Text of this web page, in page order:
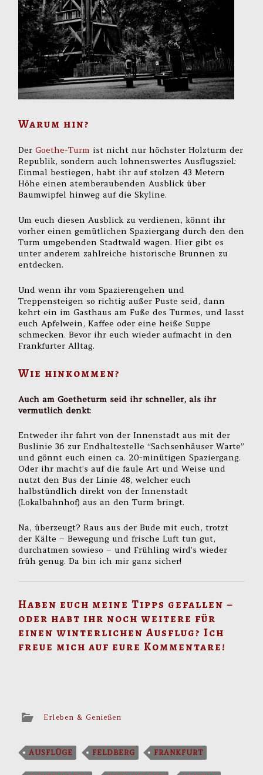
Warum hin?
DerGoethe-Turm ist nicht nur höchster Holzturm der
Republik, sondern auch lohnenswertes Ausflugsziel:
Einmal bestiegen, habt ihr auf stolzen 43 Metern
Höhe einen atemberaubenden Ausblick über
Baumwipfel hinweg auf die Skyline.
Um euch diesen Ausblick zu verdienen, könnt ihr
vorher einen gemütlichen Spaziergang durch den den
Turm umgebenden Stadtwald wagen. Hier gibt es
unter anderem zahlreiche historische Brunnen zu
entdecken.
Und wenn ihr vom Spazierengehen und
Treppensteigen so richtig außer Puste seid, dann
kehrt ein im Gasthaus am Fuße des Turmes, und lasst
euch Apfelwein, Kaffee oder eine heiße Suppe
schmecken. Bevor ihr euch wieder aufmacht in den
Frankfurter Alltag.
Wie hinkommen?
Auch am Goetheturm seid ihr schneller, als ihr
vermutlich denkt:
Entweder ihr fahrt von der Innenstadt aus mit der
Buslinie 36 zur Endhaltestelle “Sachsenhäuser Warte”
und gönnt euch einen ca. 20-minütigen Spaziergang.
Oder ihr macht’s auf die faule Art und Weise und
nutzt den Bus der Linie 48, welcher euch
halbstündlich direkt von der Innenstadt
(Lokalbahnhof) aus an den Turm bringt.
Na, überzeugt? Raus aus der Bude mit euch, trotzt
der Kälte – Bewegung und frische Luft tun gut,
durchatmen sowieso – und Frühling wird’s wieder
früh genug. Da bin ich mir ganz sicher!
Haben euch meine Tipps gefallen –
oder habt ihr noch weitere für
einen winterlichen Ausflug? Ich
freue mich auf eure Kommentare!
Erleben & Genießen
AUSFLÜGE FELDBERG FRANKFURT